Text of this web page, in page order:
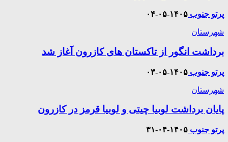
پرتو جنوب ۱۴۰۵-۰۵-۰۴
شهرستان
برداشت انگور از تاکستان های کازرون آغاز شد
پرتو جنوب ۱۴۰۵-۰۵-۰۳
شهرستان
پایان برداشت لوبیا چیتی و لوبیا قرمز در کازرون
پرتو جنوب ۱۴۰۵-۰۴-۳۱